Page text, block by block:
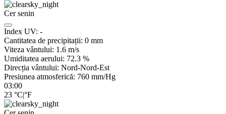
Cer senin
Index UV: -
Cantitatea de precipitații: 0 mm
Viteza vântului: 1.6 m/s
Umiditatea aerului: 72.3 %
Direcția vântului: Nord-Nord-Est
Presiunea atmosferică: 760 mm/Hg
03:00
23 °C|°F